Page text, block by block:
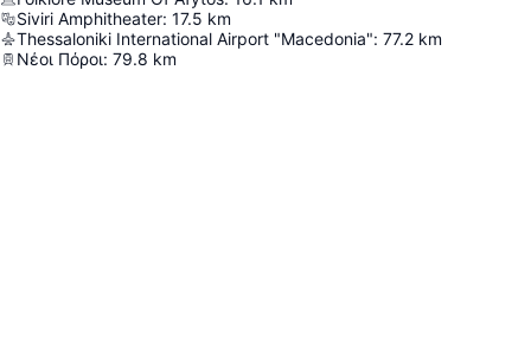
Siviri Amphitheater: 17.5 km
Thessaloniki International Airport "Macedonia": 77.2 km
Νέοι Πόροι: 79.8 km